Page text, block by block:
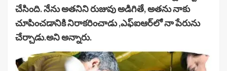
చేసింది. నేను అతనిని రుజువు అడిగితే, అతను నాకు
చూపించడానికి నిరాకరించాడు ,ఎఫ్‌ఐఆర్‌లో నా పేరును
చేర్చాడు.అని అన్నారు.